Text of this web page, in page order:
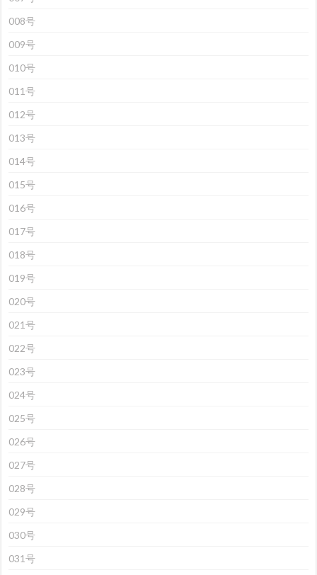
008号
009号
010号
011号
012号
013号
014号
015号
016号
017号
018号
019号
020号
021号
022号
023号
024号
025号
026号
027号
028号
029号
030号
031号